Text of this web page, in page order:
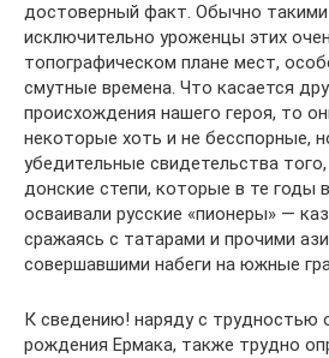
достоверный факт. Обычно
исключительно уроженцы этих
топографическом плане мест,
смутные времена. Что касается
происхождения нашего героя, то
некоторые хоть и не бесспорные,
убедительные свидетельства
донские степи, которые в те годы
осваивали русские «пионеры» —
сражаясь с татарами и прочими
совершавшими набеги на южные
К сведению! наряду с трудностью
рождения Ермака, также трудно